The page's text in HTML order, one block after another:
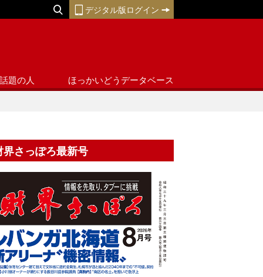
デジタル版ログイン
話題の人 ほっかいどうデータベース
界さっぽろ最新号